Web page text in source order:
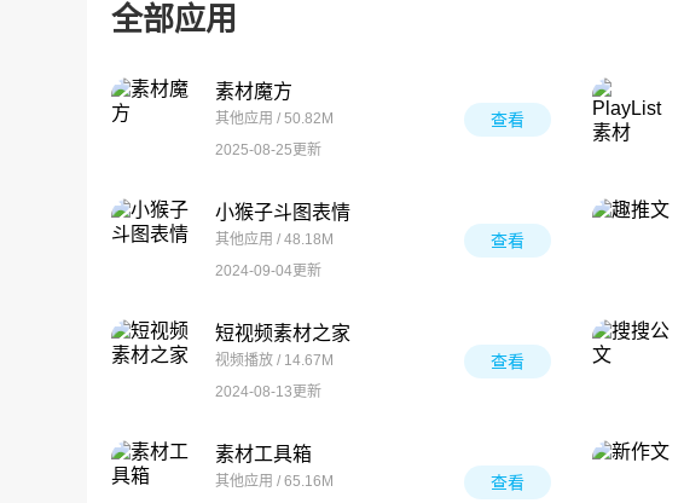
全部应用
素材魔方
其他应用 / 50.82M
2025-08-25更新
查看
小猴子斗图表情
其他应用 / 48.18M
2024-09-04更新
查看
短视频素材之家
视频播放 / 14.67M
2024-08-13更新
查看
素材工具箱
其他应用 / 65.16M
查看